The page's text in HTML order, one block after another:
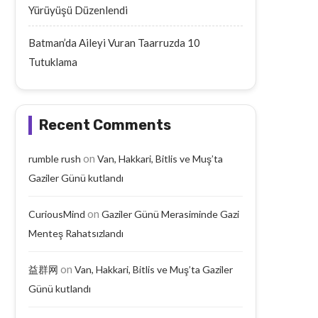
Yürüyüşü Düzenlendi
Batman’da Aileyi Vuran Taarruzda 10
Tutuklama
Recent Comments
rumble rush on Van, Hakkari, Bitlis ve Muş’ta
Gaziler Günü kutlandı
CuriousMind on Gaziler Günü Merasiminde Gazi
Menteş Rahatsızlandı
益群网 on Van, Hakkari, Bitlis ve Muş’ta Gaziler
Günü kutlandı